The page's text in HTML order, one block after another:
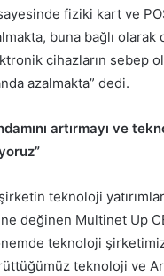
fiziki kart ve
buna bağlı olarak
cihazların sebep
azalmakta” dedi.
artırmayı ve
teknoloji
değinen Multinet Up
teknoloji
teknoloji ve